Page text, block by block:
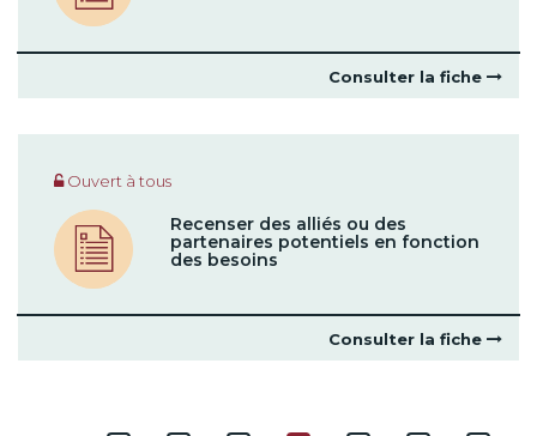
Consulter la fiche
Ouvert à tous
Recenser des alliés ou des
partenaires potentiels en fonction
des besoins
Consulter la fiche